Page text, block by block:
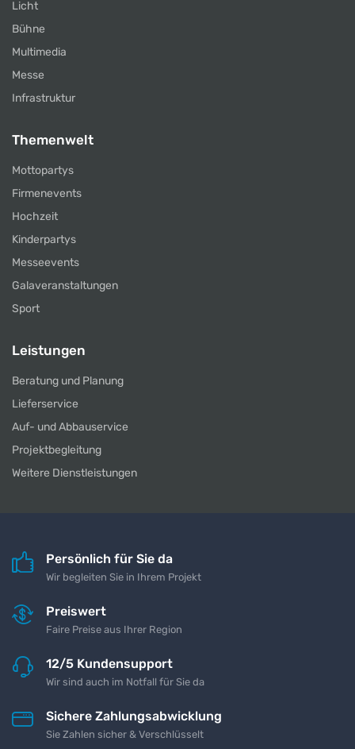
Licht
Bühne
Multimedia
Messe
Infrastruktur
Themenwelt
Mottopartys
Firmenevents
Hochzeit
Kinderpartys
Messeevents
Galaveranstaltungen
Sport
Leistungen
Beratung und Planung
Lieferservice
Auf- und Abbauservice
Projektbegleitung
Weitere Dienstleistungen
Persönlich für Sie da
Wir begleiten Sie in Ihrem Projekt
Preiswert
Faire Preise aus Ihrer Region
12/5 Kundensupport
Wir sind auch im Notfall für Sie da
Sichere Zahlungsabwicklung
Sie Zahlen sicher & Verschlüsselt